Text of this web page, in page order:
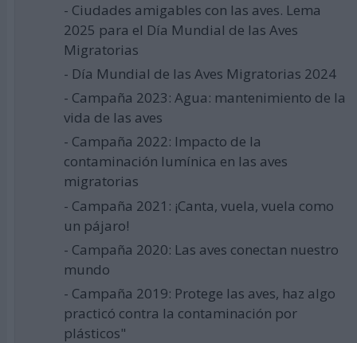
- Ciudades amigables con las aves. Lema
2025 para el Día Mundial de las Aves
Migratorias
- Día Mundial de las Aves Migratorias 2024
- Campaña 2023: Agua: mantenimiento de la
vida de las aves
- Campaña 2022: Impacto de la
contaminación lumínica en las aves
migratorias
- Campaña 2021: ¡Canta, vuela, vuela como
un pájaro!
- Campaña 2020: Las aves conectan nuestro
mundo
- Campaña 2019: Protege las aves, haz algo
practicó contra la contaminación por
plásticos"